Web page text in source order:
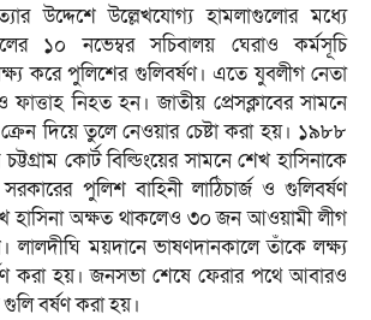
উদ্দেশে উল্লেখযোগ্য হামলাগুলোর মধ্যে
১০ নভেম্বর সচিবালয় ঘেরাও কর্মসূচি
করে পুলিশের গুলিবর্ষণ। এতে যুবলীগ নেতা
নিহত হন। জাতীয় প্রেসক্লাবের সামনে
দিয়ে তুলে নেওয়ার চেষ্টা করা হয়। ১৯৮৮
কোর্ট বিল্ডিংয়ের সামনে শেখ হাসিনাকে
পুলিশ বাহিনী লাঠিচার্জ ও গুলিবর্ষণ
হাসিনা অক্ষত থাকলেও ৩০ জন আওয়ামী লীগ
লালদীঘি ময়দানে ভাষণদানকালে তাঁকে লক্ষ্য
করা হয়। জনসভা শেষে ফেরার পথে আবারও
বর্ষণ করা হয়।